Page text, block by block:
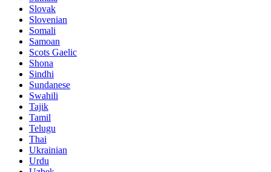
Slovak
Slovenian
Somali
Samoan
Scots Gaelic
Shona
Sindhi
Sundanese
Swahili
Tajik
Tamil
Telugu
Thai
Ukrainian
Urdu